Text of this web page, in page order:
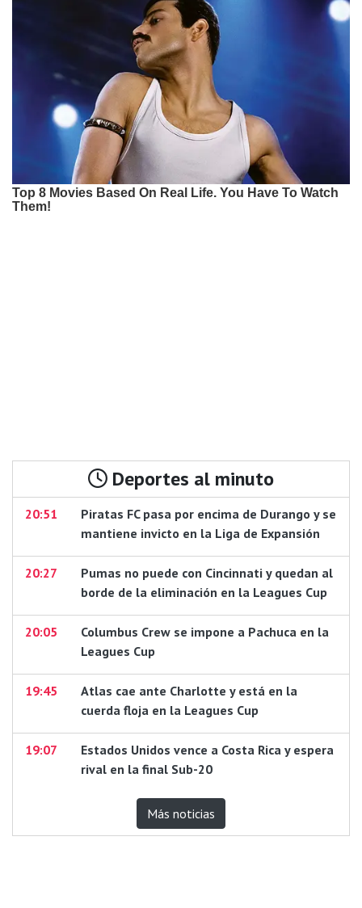
Deportes al minuto
20:51
Piratas FC pasa por encima de Durango y se
mantiene invicto en la Liga de Expansión
20:27
Pumas no puede con Cincinnati y quedan al
borde de la eliminación en la Leagues Cup
20:05
Columbus Crew se impone a Pachuca en la
Leagues Cup
19:45
Atlas cae ante Charlotte y está en la
cuerda floja en la Leagues Cup
19:07
Estados Unidos vence a Costa Rica y espera
rival en la final Sub-20
Más noticias